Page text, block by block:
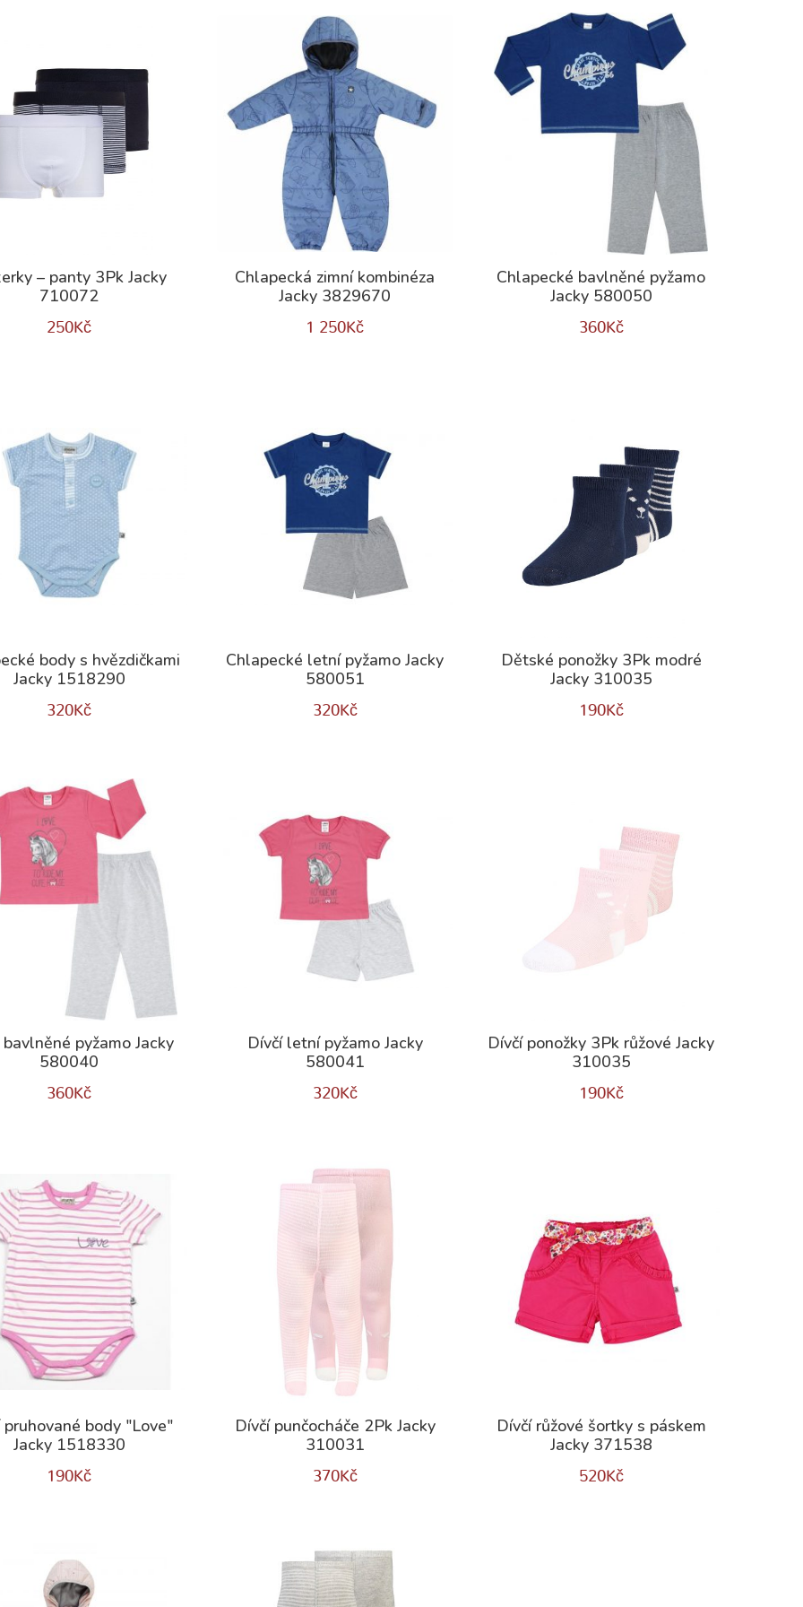
– panty 3Pk Jacky
710072
250Kč
Chlapecká zimní kombinéza
Jacky 3829670
1 250Kč
Chlapecké bavlněné pyžamo
Jacky 580050
360Kč
body s hvězdičkami
Jacky 1518290
320Kč
Chlapecké letní pyžamo Jacky
580051
320Kč
Dětské ponožky 3Pk modré
Jacky 310035
190Kč
pyžamo Jacky
580040
360Kč
Dívčí letní pyžamo Jacky
580041
320Kč
Dívčí ponožky 3Pk růžové Jacky
310035
190Kč
pruhované body "Love"
Jacky 1518330
190Kč
Dívčí punčocháče 2Pk Jacky
310031
370Kč
Dívčí růžové šortky s páskem
Jacky 371538
520Kč